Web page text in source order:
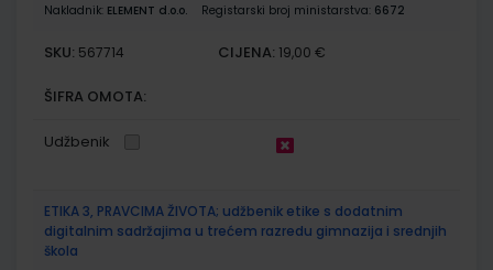
Nakladnik: ELEMENT d.o.o. Registarski broj ministarstva: 6672
SKU: 567714 CIJENA: 19,00 €
ŠIFRA OMOTA:
Udžbenik
ETIKA 3, PRAVCIMA ŽIVOTA; udžbenik etike s dodatnim
digitalnim sadržajima u trećem razredu gimnazija i srednjih
škola